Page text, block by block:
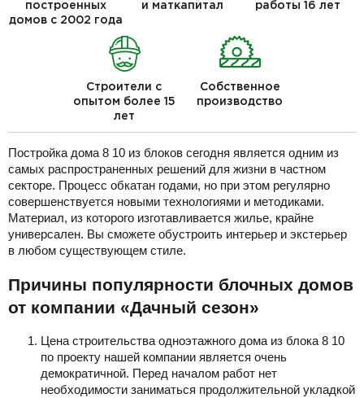
построенных
домов с 2002 года
и маткапитал
работы 16 лет
Строители с
опытом более 15
лет
Собственное
производство
Постройка дома 8 10 из блоков сегодня является одним из
самых распространенных решений для жизни в частном
секторе. Процесс обкатан годами, но при этом регулярно
совершенствуется новыми технологиями и методиками.
Материал, из которого изготавливается жилье, крайне
универсален. Вы сможете обустроить интерьер и экстерьер
в любом существующем стиле.
Причины популярности блочных домов
от компании «Дачный сезон»
Цена строительства одноэтажного дома из блока 8 10
по проекту нашей компании является очень
демократичной. Перед началом работ нет
необходимости заниматься продолжительной укладкой